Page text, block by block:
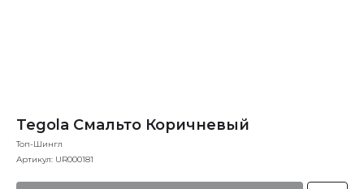
Tegola Смальто Коричневый
Топ-Шингл
Артикул: UR000181